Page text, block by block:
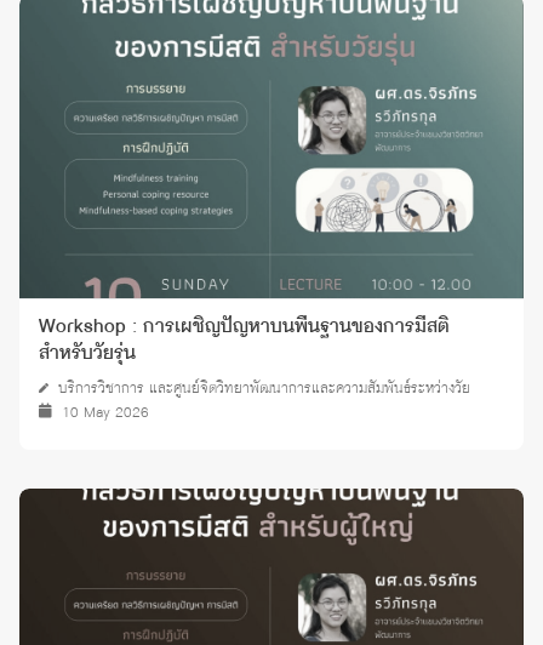
Workshop : การเผชิญปัญหาบนพื้นฐานของการมีสติ
สำหรับวัยรุ่น
บริการวิชาการ และศูนย์จิตวิทยาพัฒนาการและความสัมพันธ์ระหว่างวัย
10 May 2026